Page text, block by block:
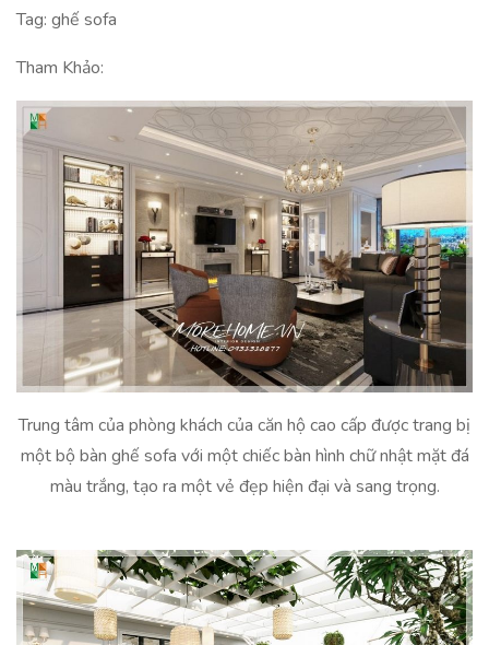
Tag: ghế sofa
Tham Khảo:
Trung tâm của phòng khách của căn hộ cao cấp được trang bị
một bộ bàn ghế sofa với một chiếc bàn hình chữ nhật mặt đá
màu trắng, tạo ra một vẻ đẹp hiện đại và sang trọng.